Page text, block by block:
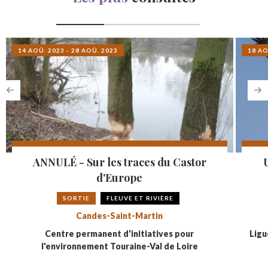
14 AOÛ. 2023 - 28 AOÛ. 2023
ANNULÉ - Sur les traces du Castor
d'Europe
SORTIE FLEUVE ET RIVIÈRE
Candes-Saint-Martin
Centre permanent d'initiatives pour
l'environnement Touraine-Val de Loire
18